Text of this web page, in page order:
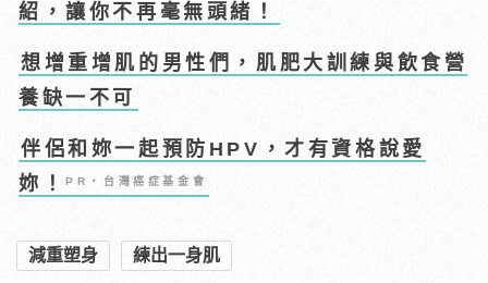
紹，讓你不再毫無頭緒！
想增重增肌的男性們，肌肥大訓練與飲食營
養缺一不可
伴侶和妳一起預防HPV，才有資格說愛
妳！PR・台灣癌症基金會
減重塑身 練出一身肌